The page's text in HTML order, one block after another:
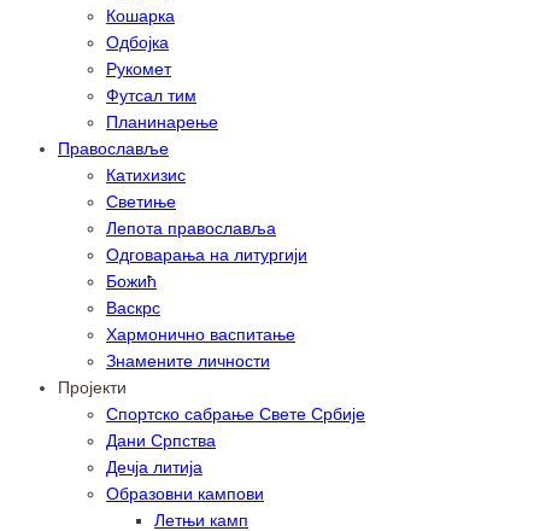
Кошарка
Одбојка
Рукомет
Футсал тим
Планинарење
Православље
Катихизис
Светиње
Лепота православља
Одговарања на литургији
Божић
Васкрс
Хармонично васпитање
Знамените личности
Пројекти
Спортско сабрање Свете Србије
Дани Српства
Дечја литија
Образовни кампови
Летњи камп